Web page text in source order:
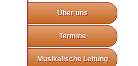
Über uns
Termine
Musikalische Leitung